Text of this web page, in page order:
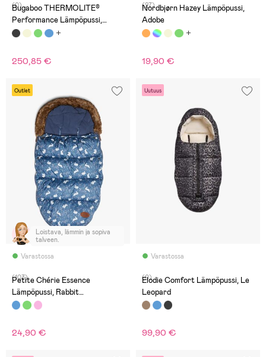
(0)
Bugaboo THERMOLITE®
Performance Lämpöpussi,
Heritage Black
250,85 €
(27)
Nordbjørn Hazey Lämpöpussi,
Adobe
19,90 €
Outlet
Varastossa
Loistava, lämmin ja sopiva
talveen.
(103)
Petite Chérie Essence
Lämpöpussi, Rabbit
Meadow/Vintage Blossom
24,90 €
Uutuus
Varastossa
(0)
Elodie Comfort Lämpöpussi, Le
Leopard
99,90 €